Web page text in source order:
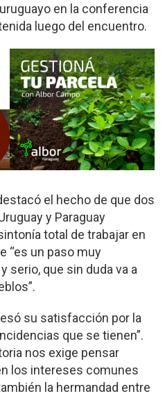
en la conferencia
luego del encuentro.
el hecho de que dos
y Paraguay
total de trabajar en
“es un paso muy
serio, que sin duda va a
su satisfacción por la
que se tienen”.
nos exige pensar
los intereses comunes
la hermandad entre